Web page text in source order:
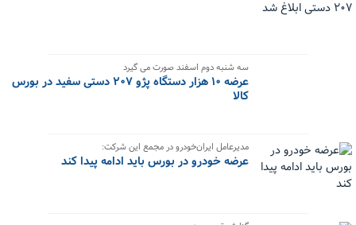
سه شنبه دوم اسفند صورت می گیرد
عرضه ۱۰ هزار دستگاه پژو ۲۰۷ دستی سفید در بورس
کالا
مدیرعامل ایران‌خودرو در مجمع این شرکت:
عرضه خودرو در بورس باید ادامه پیدا کند